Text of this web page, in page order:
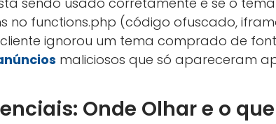
no functions.php (código ofuscado,
ignorou um tema comprado de
maliciosos que só apareceram
Onde Olhar e o